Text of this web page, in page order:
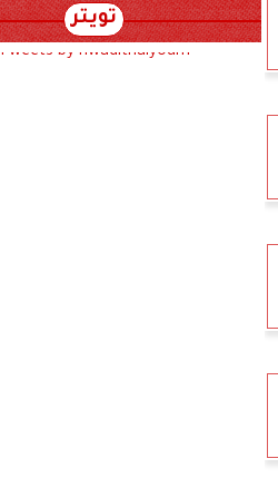
تويتر
Tweets by hwadithalyoum